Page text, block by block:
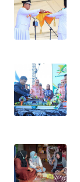
WN
CIANJUR
KEPULAUAN
SERIBU
WN
WN
BINJAI